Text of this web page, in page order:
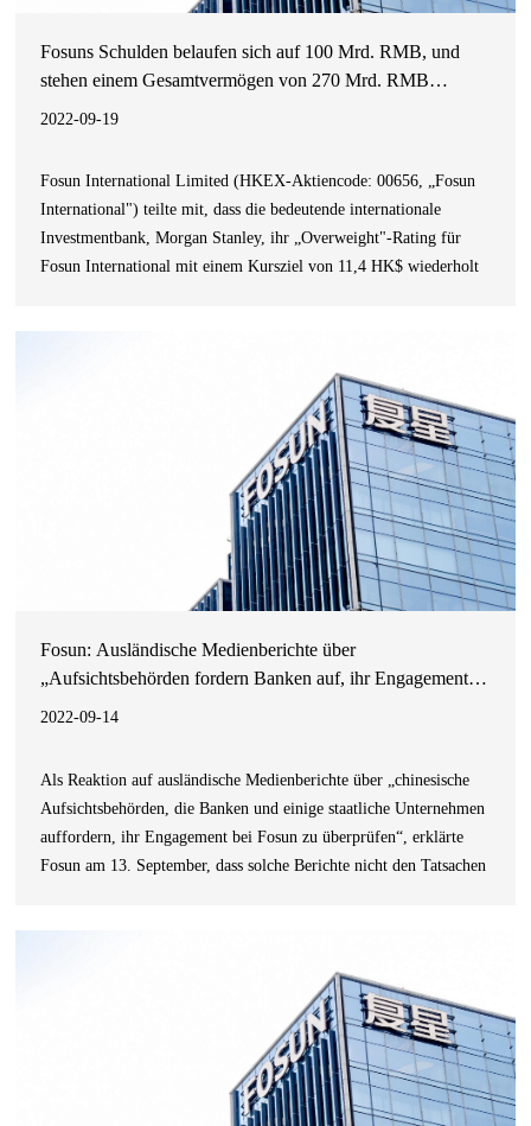
Fosuns Schulden belaufen sich auf 100 Mrd. RMB, und
stehen einem Gesamtvermögen von 270 Mrd. RMB
gegenüber
2022-09-19
Fosun International Limited (HKEX-Aktiencode: 00656, „Fosun
International") teilte mit, dass die bedeutende internationale
Investmentbank, Morgan Stanley, ihr „Overweight"-Rating für
Fosun International mit einem Kursziel von 11,4 HK$ wiederholt
Fosun: Ausländische Medienberichte über
„Aufsichtsbehörden fordern Banken auf, ihr Engagement
bei Fosun zu überprüfen“ sind falsch.
2022-09-14
Als Reaktion auf ausländische Medienberichte über „chinesische
Aufsichtsbehörden, die Banken und einige staatliche Unternehmen
auffordern, ihr Engagement bei Fosun zu überprüfen“, erklärte
Fosun am 13. September, dass solche Berichte nicht den Tatsachen